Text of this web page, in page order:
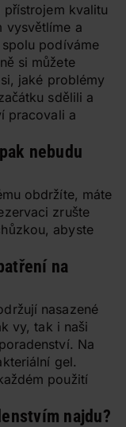
kvalitu
vysvětlíme a
podíváme
si můžete
jaké problémy
sdělili a
pracovali a
nebudu
obdržíte, máte
zrušte
abyste
na
nasazené
vy, tak i naši
Na
gel.
použití
najdu?